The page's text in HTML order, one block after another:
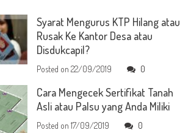
Syarat Mengurus KTP Hilang atau
Rusak Ke Kantor Desa atau
Disdukcapil?
Posted on22/09/2019 0
Cara Mengecek Sertifikat Tanah
Asli atau Palsu yang Anda Miliki
Posted on17/09/2019 0